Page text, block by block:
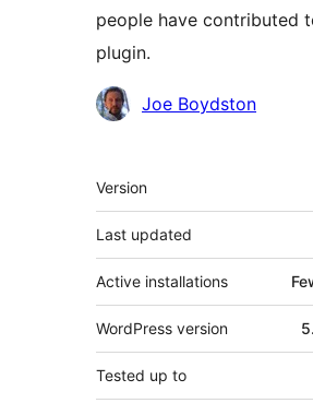
people have contributed
plugin.
Contributors
Joe Boydston
Meta
Version
Last updated
Active installations
WordPress version
Tested up to